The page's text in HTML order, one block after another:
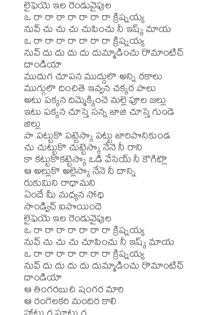
లైఫెయె ఇల రెండువైపుల
ఒ రా రా రా రా రా రా రా క్రిష్నయ్య
నువ్ చు చు చు చుపించు నీ ఇష్క్ మాయ
ఒ రా రా రా రా రా రా రా క్రిష్నయ్య
నువ్ దు దు దు దు దుమ్మాడించు రొమాంటిచ్
దాండియా
ముదుగ చూపన ముద్దులొ అన్ని రకాలు
ముగ్గులొ దించితె ఇవ్వన చక్కర పాలు
అటు పక్కన దిమ్మెక్కించె మల్లె పూల జల్లు
ఇటు పక్కన చూస్తె సన్న జాజి చూస్తె గుండె
జిల్లు
పా పట్టుకొ పట్టెస్కొ పట్టు జారిపొనికుండ
చు చుట్టుకొ చుట్టెస్కొ నేనె నీ రాని
కా కట్టుకొకట్టెస్కొ ఒడి వేసెయ్ నీ కౌగిట్లొ
ఆ అల్లుకొ అల్లెస్కొ నేనె నీ దాన్ని
రుకుమిని రాధామని
ఏందే మీ మధ్యన సోధి
సాండ్విచ్ ఐపొయిందె
లైఫెయె ఇల రెండువైపుల
ఒ రా రా రా రా రా రా రా క్రిష్నయ్య
నువ్ చు చు చు చూపించు నీ ఇష్క్ మాయ
ఒ రా రా రా రా రా రా రా క్రిష్నయ్య
నువ్ దు దు దు దు దుమ్మాడించు రొమాంటిచ్
దాండియా
ఆ తింగరబుచి షంగర మారి
ఆ రంగెలకరి మందిర కాలి